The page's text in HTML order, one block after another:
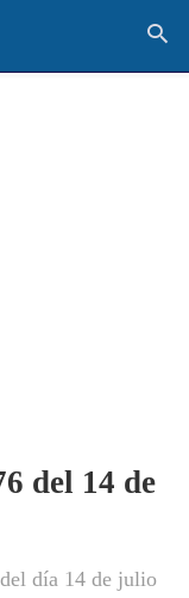
del 14 de
día 14 de julio